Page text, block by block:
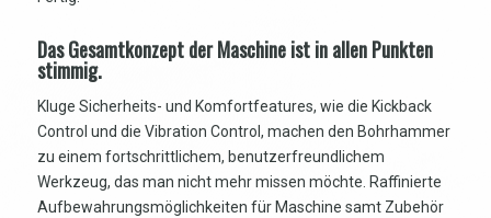
Das Gesamtkonzept der Maschine ist in allen Punkten
stimmig.
Kluge Sicherheits- und Komfortfeatures, wie die Kickback
Control und die Vibration Control, machen den Bohrhammer
zu einem fortschrittlichem, benutzerfreundlichem
Werkzeug, das man nicht mehr missen möchte. Raffinierte
Aufbewahrungsmöglichkeiten für Maschine samt Zubehör